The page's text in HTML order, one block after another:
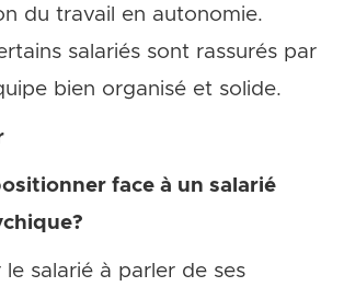
du travail en autonomie.
salariés sont rassurés par
bien organisé et solide.
face à un salarié
le salarié à parler de ses